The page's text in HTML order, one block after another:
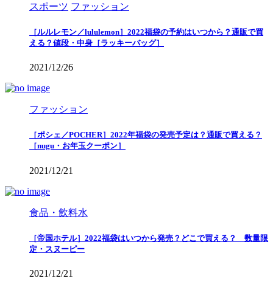
スポーツ ファッション
［ルルレモン／lululemon］2022福袋の予約はいつから？通販で買
える？値段・中身［ラッキーバッグ］
2021/12/26
ファッション
［ポシェ／POCHER］2022年福袋の発売予定は？通販で買える？
［nugu・お年玉クーポン］
2021/12/21
食品・飲料水
［帝国ホテル］2022福袋はいつから発売？どこで買える？ 数量限
定・スヌーピー
2021/12/21